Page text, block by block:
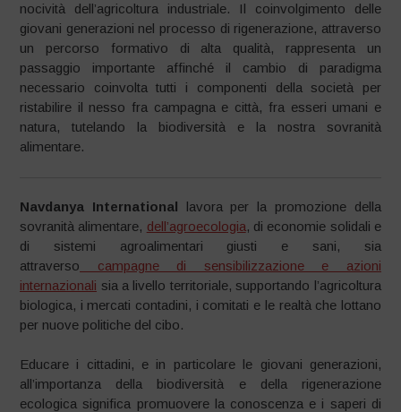
nocività dell’agricoltura industriale. Il coinvolgimento delle
giovani generazioni nel processo di rigenerazione, attraverso
un percorso formativo di alta qualità, rappresenta un
passaggio importante affinché il cambio di paradigma
necessario coinvolta tutti i componenti della società per
ristabilire il nesso fra campagna e città, fra esseri umani e
natura, tutelando la biodiversità e la nostra sovranità
alimentare.
Navdanya International lavora per la promozione della
sovranità alimentare, dell’agroecologia, di economie solidali e
di sistemi agroalimentari giusti e sani, sia
attraverso campagne di sensibilizzazione e azioni
internazionali sia a livello territoriale, supportando l’agricoltura
biologica, i mercati contadini, i comitati e le realtà che lottano
per nuove politiche del cibo.
Educare i cittadini, e in particolare le giovani generazioni,
all’importanza della biodiversità e della rigenerazione
ecologica significa promuovere la conoscenza e i saperi di